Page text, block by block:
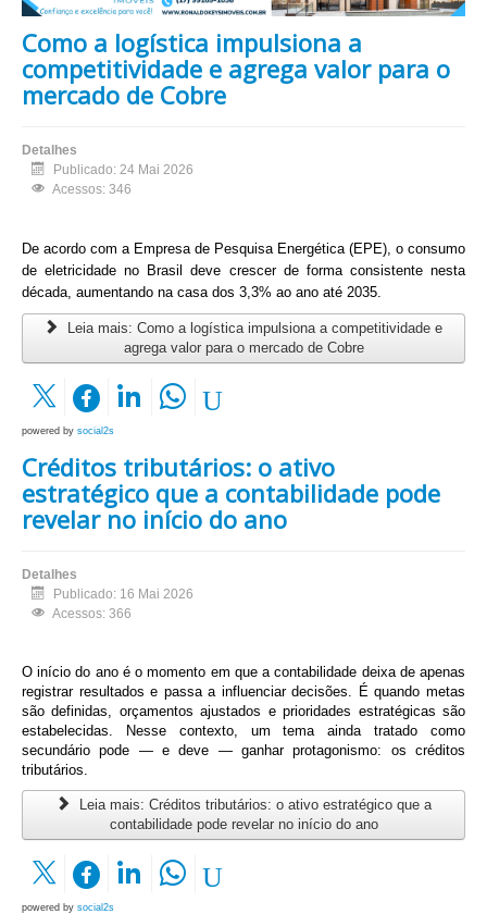
Política Saúde Tecnologia Cinema / Série / TV
Nacional / Mundo Vida / Estilo Artigo / Coluna
Como a logística impulsiona a
competitividade e agrega valor para o
mercado de Cobre
Detalhes
Publicado: 24 Mai 2026
Acessos: 346
De acordo com a Empresa de Pesquisa Energética (EPE) , o consumo
de eletricidade no Brasil deve crescer de forma consistente nesta
década, aumentando na casa dos 3,3% ao ano até 2035.
Leia mais: Como a logística impulsiona a competitividade e
agrega valor para o mercado de Cobre
powered by social2s
Créditos tributários: o ativo
estratégico que a contabilidade pode
revelar no início do ano
Detalhes
Publicado: 16 Mai 2026
Acessos: 366
O início do ano é o momento em que a contabilidade deixa de apenas
registrar resultados e passa a influenciar decisões. É quando metas
são definidas, orçamentos ajustados e prioridades estratégicas são
estabelecidas. Nesse contexto, um tema ainda tratado como
secundário pode — e deve — ganhar protagonismo: os créditos
tributários.
Leia mais: Créditos tributários: o ativo estratégico que a
contabilidade pode revelar no início do ano
powered by social2s